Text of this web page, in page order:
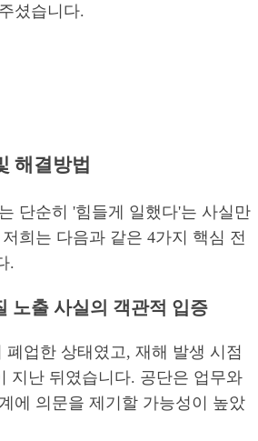
셨습니다.
해결방법
단순히 '힘들게 일했다'는 사실만
희는 다음과 같은 4가지 핵심 전
.
노출 사실의 객관적 입증
폐업한 상태였고, 재해 발생 시점
지난 뒤였습니다. 공단은 업무와
에 의문을 제기할 가능성이 높았